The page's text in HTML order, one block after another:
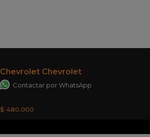
Chevrolet Chevrolet
Contactar por WhatsApp
$ 480.000